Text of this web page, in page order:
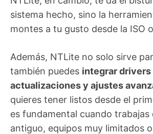
sistema hecho, sino la
montes a tu gusto desde la ISO
Además, NTLite no solo sirve
también puedes integrar
actualizaciones y ajustes
quieres tener listos desde el
es fundamental cuando
antiguo, equipos muy limitados o